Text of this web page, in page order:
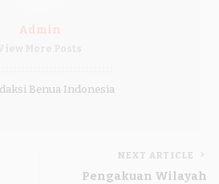
Admin
Benua Indonesia
NEXT ARTICLE
Pengakuan Wilayah